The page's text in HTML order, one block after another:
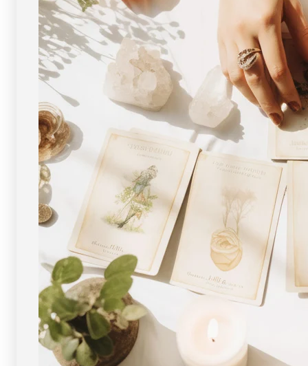
力
な
魔
除
け
空
間
守
護
の
パ
ー
ス
ー
力
な
魔
除
護
の
パ
ー
ト
ー
ン